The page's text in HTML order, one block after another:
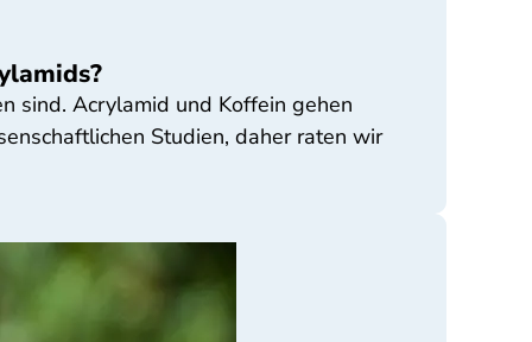
sind. Acrylamid und Koffein gehen
Studien, daher raten wir